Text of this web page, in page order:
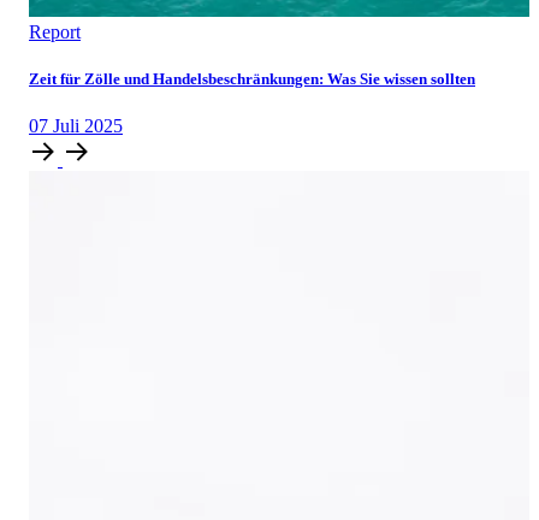
Report
Zeit für Zölle und Handelsbeschränkungen: Was Sie wissen sollten
07 Juli 2025